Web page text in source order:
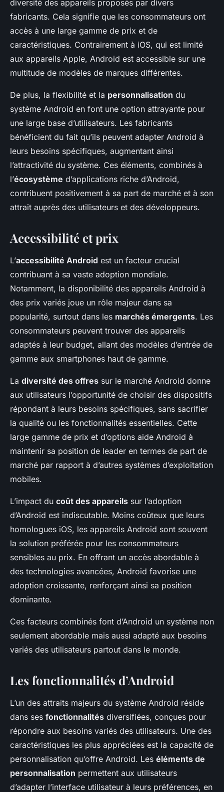
diversité des appareils proposés par divers
fabricants. Cela signifie que les consommateurs ont
accès à une large gamme de prix et de
caractéristiques. Contrairement à iOS, qui est limité
aux appareils Apple, Android est accessible sur une
multitude de modèles de marques différentes.
De plus, la flexibilité et la personnalisation du
système Android en font une option attrayante pour
une large base d’utilisateurs. Les fabricants
bénéficient du fait qu’ils peuvent adapter Android à
leurs besoins spécifiques, augmentant ainsi
l’attractivité du système. Ces éléments, combinés à
l’écosystème d’applications riche d’Android,
contribuent positivement à sa part de marché et à son
attrait auprès des utilisateurs et des développeurs.
Accessibilité et prix
L’accessibilité Android est un facteur crucial
contribuant à sa vaste adoption mondiale.
Notamment, la disponibilité des appareils Android à
des prix variés joue un rôle majeur dans sa
popularité, surtout dans les marchés émergents. Les
consommateurs peuvent trouver des appareils
adaptés à leur budget, allant des modèles d’entrée de
gamme aux smartphones haut de gamme.
La diversité des offres sur le marché Android donne
aux utilisateurs l’opportunité de choisir des dispositifs
répondant à leurs besoins spécifiques, sans sacrifier
la qualité ou les fonctionnalités essentielles. Cette
large gamme de prix et d’options aide Android à
maintenir sa position de leader en termes de part de
marché par rapport à d’autres systèmes d’exploitation
mobiles.
L’impact du coût des appareils sur l’adoption
d’Android est indiscutable. Moins coûteux que leurs
homologues iOS, les appareils Android sont souvent
la solution préférée pour les consommateurs
sensibles au prix. En offrant un accès abordable à
des technologies avancées, Android favorise une
adoption croissante, renforçant ainsi sa position
dominante.
Ces facteurs combinés font d’Android un système non
seulement abordable mais aussi adapté aux besoins
variés des utilisateurs partout dans le monde.
Les fonctionnalités d’Android
L’un des attraits majeurs du système Android réside
dans ses fonctionnalités diversifiées, conçues pour
répondre aux besoins variés des utilisateurs. Une des
caractéristiques les plus appréciées est la capacité de
personnalisation qu’offre Android. Les éléments de
personnalisation permettent aux utilisateurs
d’adapter l’interface utilisateur à leurs préférences, en